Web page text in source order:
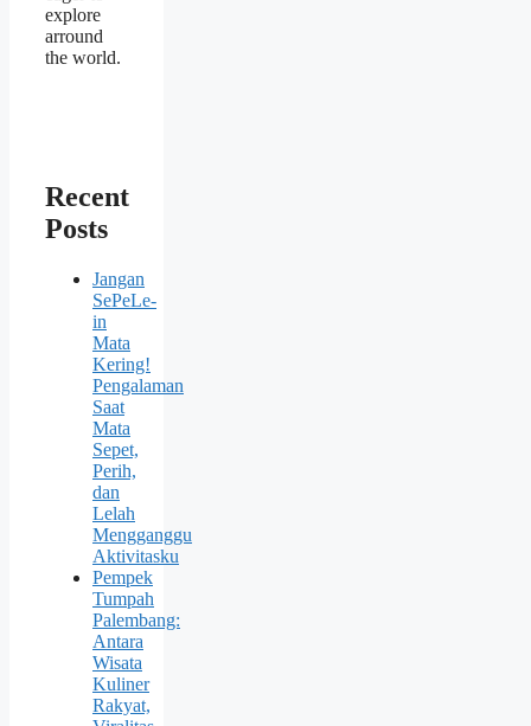
explore
arround
the world.
Recent
Posts
Jangan
SePeLe-
in
Mata
Kering!
Pengalaman
Saat
Mata
Sepet,
Perih,
dan
Lelah
Mengganggu
Aktivitasku
Pempek
Tumpah
Palembang:
Antara
Wisata
Kuliner
Rakyat,